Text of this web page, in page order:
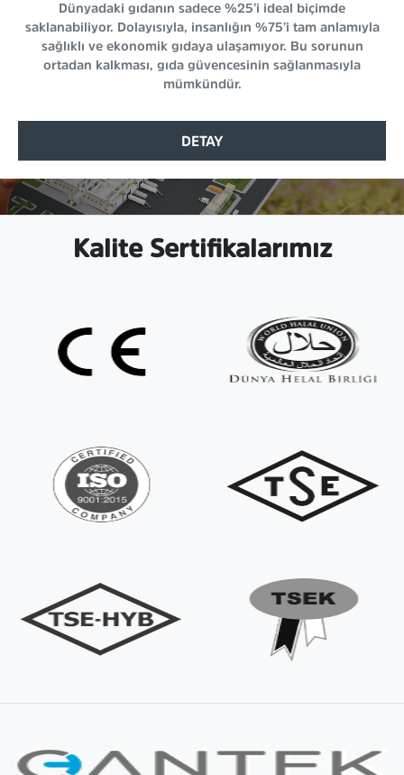
Dünyadaki gıdanın sadece %25’i ideal biçimde
saklanabiliyor. Dolayısıyla, insanlığın %75’i tam anlamıyla
sağlıklı ve ekonomik gıdaya ulaşamıyor. Bu sorunun
ortadan kalkması, gıda güvencesinin sağlanmasıyla
mümkündür.
DETAY
Kalite Sertifikalarımız